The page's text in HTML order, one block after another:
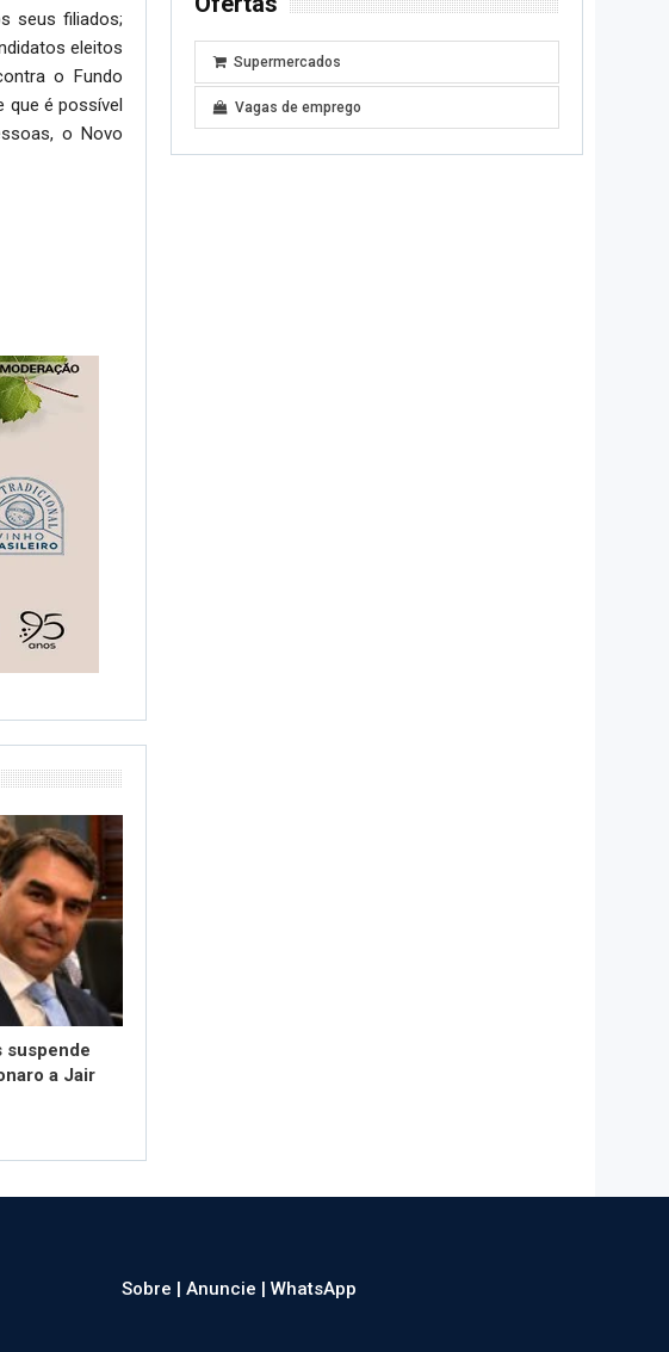
seus filiados;
eleitos
o Fundo
que é possível
o Novo
suspende
a Jair
Supermercados
Vagas de emprego
Sobre |Anuncie |WhatsApp